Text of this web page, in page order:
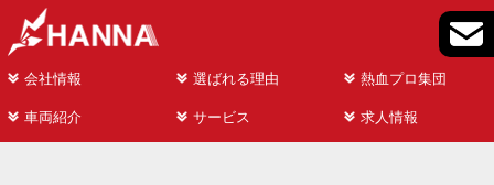
会社情報 選ばれる理由 熱血プロ集団
車両紹介 サービス 求人情報